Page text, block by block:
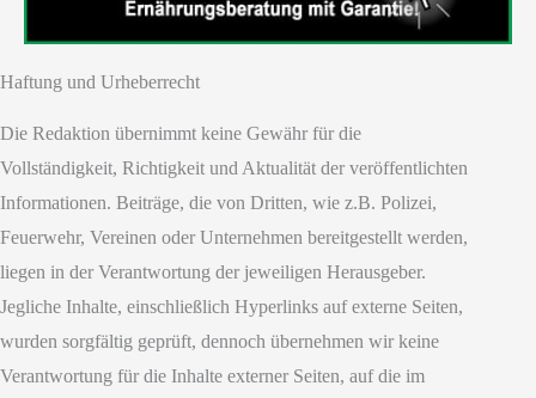
Haftung und Urheberrecht
Die Redaktion übernimmt keine Gewähr für die
Vollständigkeit, Richtigkeit und Aktualität der veröffentlichten
Informationen. Beiträge, die von Dritten, wie z.B. Polizei,
Feuerwehr, Vereinen oder Unternehmen bereitgestellt werden,
liegen in der Verantwortung der jeweiligen Herausgeber.
Jegliche Inhalte, einschließlich Hyperlinks auf externe Seiten,
wurden sorgfältig geprüft, dennoch übernehmen wir keine
Verantwortung für die Inhalte externer Seiten, auf die im